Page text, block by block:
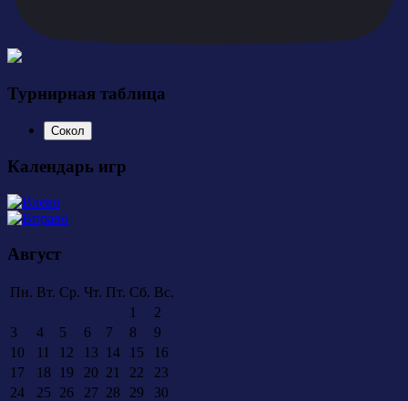
Турнирная таблица
Сокол
Календарь игр
Август
Пн. Вт. Ср. Чт. Пт. Сб. Вс.
1
2
3
4 5 6 7 8
9
10
11 12 13 14 15
16
17
18 19 20 21 22
23
24
25 26 27 28 29
30